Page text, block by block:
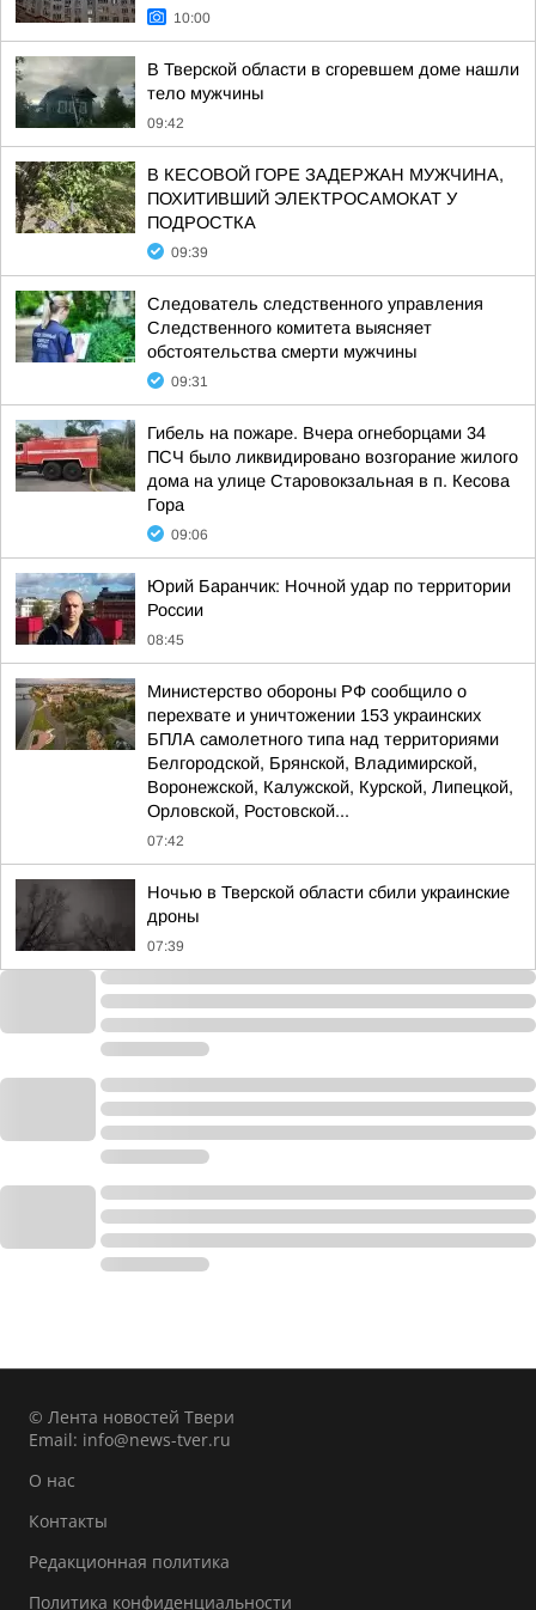
10:00
В Тверской области в сгоревшем доме нашли
тело мужчины
09:42
В КЕСОВОЙ ГОРЕ ЗАДЕРЖАН МУЖЧИНА,
ПОХИТИВШИЙ ЭЛЕКТРОСАМОКАТ У
ПОДРОСТКА
09:39
Следователь следственного управления
Следственного комитета выясняет
обстоятельства смерти мужчины
09:31
Гибель на пожаре. Вчера огнеборцами 34
ПСЧ было ликвидировано возгорание жилого
дома на улице Старовокзальная в п. Кесова
Гора
09:06
Юрий Баранчик: Ночной удар по территории
России
08:45
Министерство обороны РФ сообщило о
перехвате и уничтожении 153 украинских
БПЛА самолетного типа над территориями
Белгородской, Брянской, Владимирской,
Воронежской, Калужской, Курской, Липецкой,
Орловской, Ростовской...
07:42
Ночью в Тверской области сбили украинские
дроны
07:39
© Лента новостей Твери
Email: info@news-tver.ru
О нас
Контакты
Редакционная политика
Политика конфиденциальности